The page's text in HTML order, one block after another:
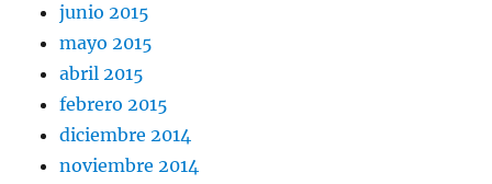
junio 2015
mayo 2015
abril 2015
febrero 2015
diciembre 2014
noviembre 2014